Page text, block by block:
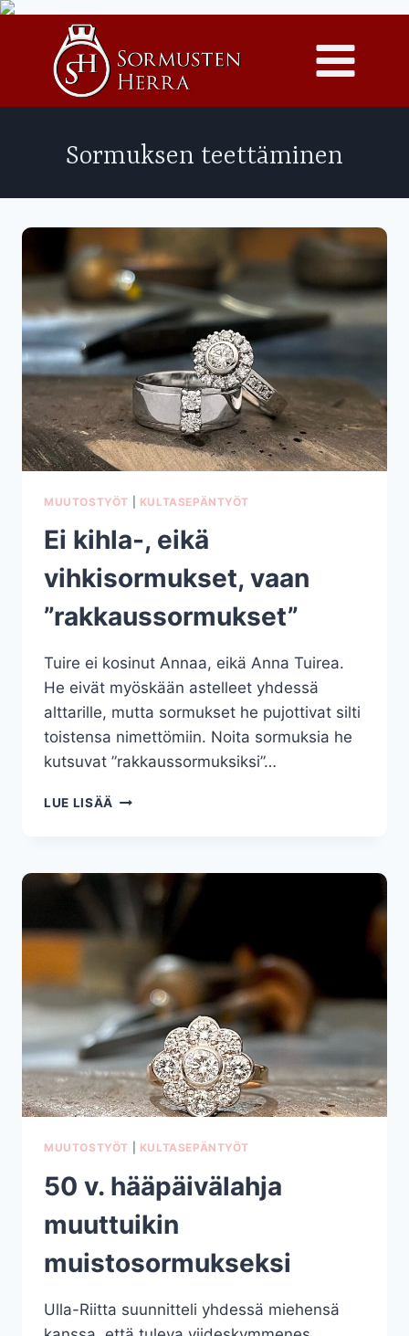
sisältöön
Sormuksen teettäminen
MUUTOSTYÖT KULTASEPÄNTYÖT
Ei kihla-, eikä
vihkisormukset, vaan
”rakkaussormukset”
Tuire ei kosinut Annaa, eikä Anna Tuirea.
He eivät myöskään astelleet yhdessä
alttarille, mutta sormukset he pujottivat silti
toistensa nimettömiin. Noita sormuksia he
kutsuvat ”rakkaussormuksiksi”…
LUE LISÄÄ EI
VAAN
”RAKKAUSSORMUKSET”
MUUTOSTYÖT KULTASEPÄNTYÖT
50 v. hääpäivälahja
muuttuikin
muistosormukseksi
Ulla-Riitta suunnitteli yhdessä miehensä